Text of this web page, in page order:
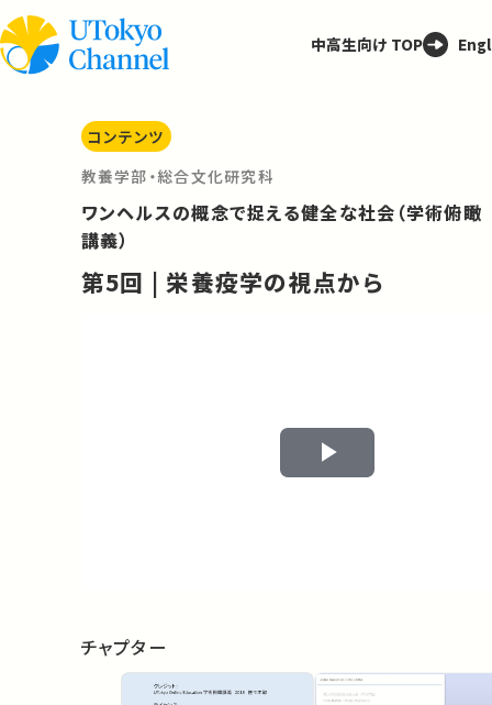
中高生向け TOP
コンテンツ
教養学部・総合文化研究科
ワンヘルスの概念で捉える健全な社会（学術俯瞰
講義）
第5回 | 栄養疫学の視点から
Play
チャプター